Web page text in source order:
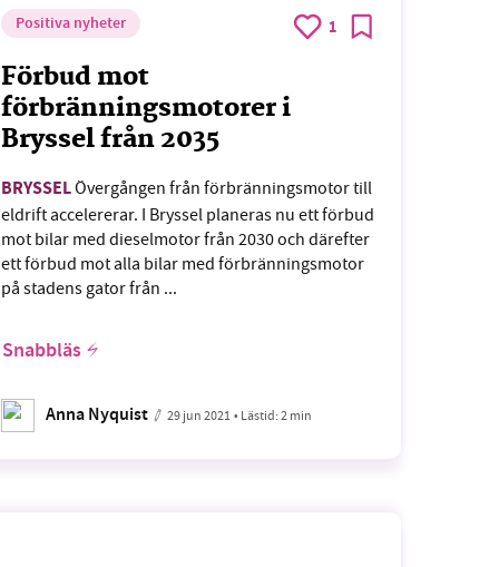
Positiva nyheter 1
Förbud mot
förbränningsmotorer i
Bryssel från 2035
BRYSSELÖvergången från förbränningsmotor till
eldrift accelererar. I Bryssel planeras nu ett förbud
mot bilar med dieselmotor från 2030 och därefter
ett förbud mot alla bilar med förbränningsmotor
på stadens gator från ...
Snabbläs
Anna Nyquist 29 jun 2021 • Lästid:2 min